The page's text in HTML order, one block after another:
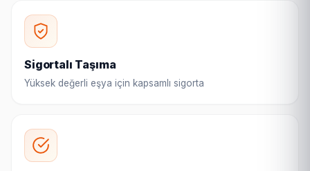
Sigortalı Taşıma
Yüksek değerli eşya için kapsamlı sigorta